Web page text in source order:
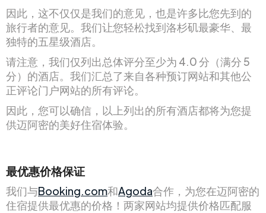
因此，这不仅仅是我们的意见，也是许多比您先到的
旅行者的意见。我们让您轻松找到洛杉矶最豪华、最
独特的五星级酒店。
请注意，我们仅列出总体评分至少为 4.0 分（满分 5
分）的酒店。我们汇总了来自各种预订网站和其他公
正评论门户网站的所有评论。
因此，您可以确信，以上列出的所有酒店都将为您提
供迈阿密的美好住宿体验。
最优惠价格保证
我们与Booking.com和Agoda合作，为您在迈阿密的
住宿提供最优惠的价格！两家网站均提供价格匹配服